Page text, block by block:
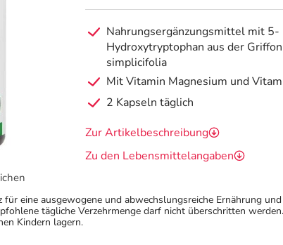
Nahrungsergänzungsmittel mit 5-
Hydroxytryptophan aus der
simplicifolia
Mit Vitamin Magnesium und
2 Kapseln täglich
Zur Artikelbeschreibung
Zu den Lebensmittelangaben
eine ausgewogene und abwechslungsreiche Ernährung
tägliche Verzehrmenge darf nicht überschritten
Kindern lagern.